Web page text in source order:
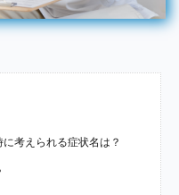
考えられる症状名は？